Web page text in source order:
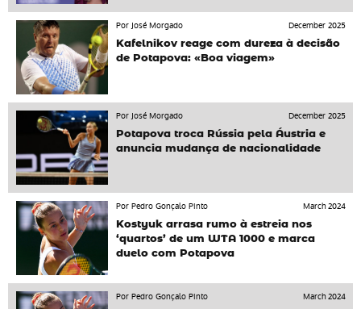
Por José Morgado
December 2025
Kafelnikov reage com dureza à decisão
de Potapova: «Boa viagem»
Por José Morgado
December 2025
Potapova troca Rússia pela Áustria e
anuncia mudança de nacionalidade
Por Pedro Gonçalo Pinto
March 2024
Kostyuk arrasa rumo à estreia nos
‘quartos’ de um WTA 1000 e marca
duelo com Potapova
Por Pedro Gonçalo Pinto
March 2024